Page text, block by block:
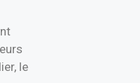
le